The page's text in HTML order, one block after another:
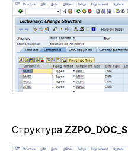
Структура ZZPO_DOC_S